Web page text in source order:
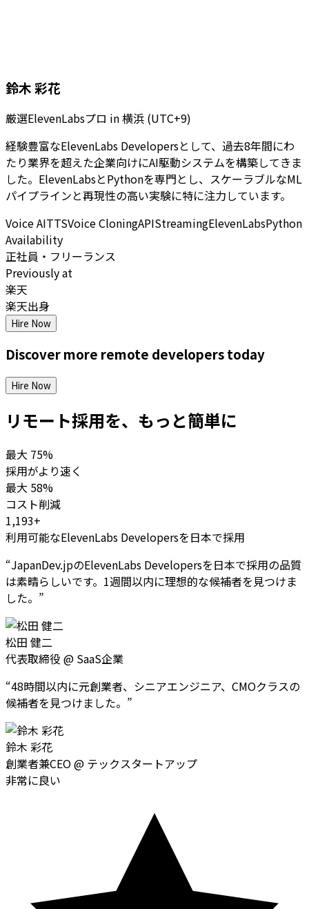
鈴木 彩花
厳選ElevenLabsプロ in横浜 (UTC+9)
経験豊富なElevenLabs Developersとして、過去8年間にわ
たり業界を超えた企業向けにAI駆動システムを構築してきま
した。ElevenLabsとPythonを専門とし、スケーラブルなML
パイプラインと再現性の高い実験に特に注力しています。
Voice AITTSVoice CloningAPIStreamingElevenLabsPython
Availability
正社員・フリーランス
Previously at
楽天
楽天出身
Hire Now
Discover more remote developerstoday
Hire Now
リモート採用を、もっと簡単に
最大 75%
採用がより速く
最大 58%
コスト削減
1,193+
利用可能なElevenLabs Developersを日本で採用
“JapanDev.jpのElevenLabs Developersを日本で採用の品質
は素晴らしいです。1週間以内に理想的な候補者を見つけま
した。 ”
松田 健二
代表取締役 @ SaaS企業
“48時間以内に元創業者、シニアエンジニア、CMOクラスの
候補者を見つけました。 ”
鈴木 彩花
創業者兼CEO@ テックスタートアップ
非常に良い